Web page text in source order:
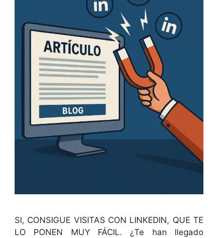
SI, CONSIGUE VISITAS CON LINKEDIN, QUE TE
LO PONEN MUY FÁCIL. ¿Te han llegado